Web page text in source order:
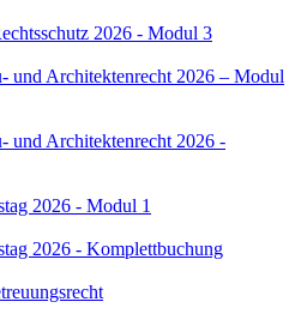
2026 - Modul 3
und Architektenrecht 2026 – Modul
und Architektenrecht 2026 -
2026 - Modul 1
2026 - Komplettbuchung